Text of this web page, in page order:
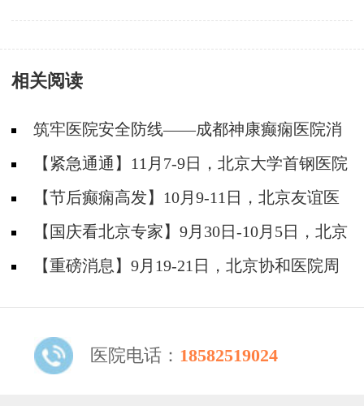
相关阅读
筑牢医院安全防线——成都神康癫痫医院消
防安全培训纪实
【紧急通通】11月7-9日，北京大学首钢医院
神经内科胡颖教授亲临成都会诊，破解癫痫疑难
【节后癫痫高发】10月9-11日，北京友谊医
院陈葵博士免费会诊+治疗援助，破解癫痫难
题！
【国庆看北京专家】9月30日-10月5日，北京
天坛&首钢医院两大专家蓉城亲诊+癫痫大额救
【重磅消息】9月19-21日，北京协和医院周
线！
医院电话： 18582519024